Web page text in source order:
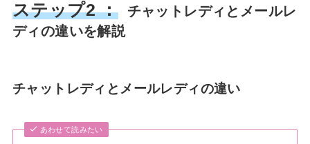
ステップ2 ：チャットレディとメールレ
ディの違いを解説
チャットレディとメールレディの違い
あわせて読みたい